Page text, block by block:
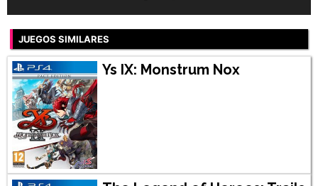
JUEGOS SIMILARES
Ys IX: Monstrum Nox